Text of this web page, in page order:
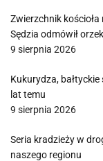
Zwierzchnik
Sędzia odmówił
9 sierpnia 2026
Kukurydza,
lat temu
9 sierpnia 2026
Seria kradzieży w
naszego regionu